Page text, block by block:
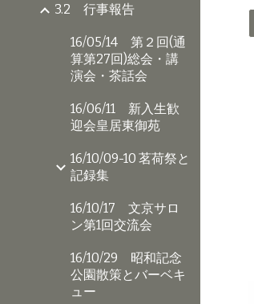
3.2 行事報告
16/05/14 第２回(通
算第27回)総会・講
演会・茶話会
16/06/11 新入生歓
迎会皇居東御苑
16/10/09-10 茗荷祭と
記録集
16/10/17 文京サロ
ン第1回交流会
16/10/29 昭和記念
公園散策とバーベキ
ュー